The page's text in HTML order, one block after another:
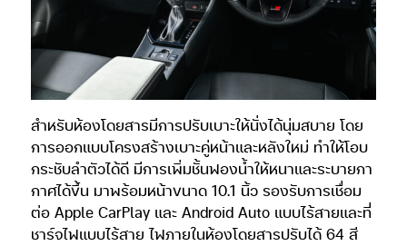
สำหรับห้องโดยสารมีการปรับเบาะให้นั่งได้นุ่มสบาย โดย
การออกแบบโครงสร้างเบาะคู่หน้าและหลังใหม่ ทำให้โอบ
กระชับลำตัวได้ดี มีการเพิ่มชั้นฟองน้ำให้หนาและระบายกา
กาศได้ขึ้น มาพร้อมหน้าขนาด 10.1 นิ้ว รองรับการเชื่อม
ต่อ Apple CarPlay และ Android Auto แบบไร้สายและที่
ชาร์จไฟแบบไร้สาย ไฟภายในห้องโดยสารปรับได้ 64 สี